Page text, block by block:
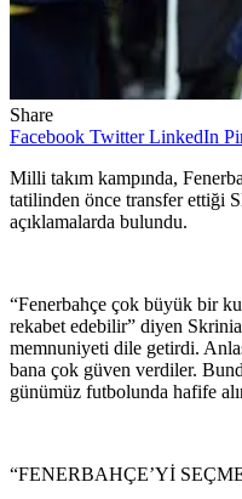
Share
Facebook Twitter LinkedIn
Milli takım kampında,
tatilinden önce transfer ettiği
açıklamalarda bulundu.
“Fenerbahçe çok büyük bir
rekabet edebilir” diyen
memnuniyeti dile getirdi.
bana çok güven verdiler.
günümüz futbolunda hafife
“FENERBAHÇE’Yİ